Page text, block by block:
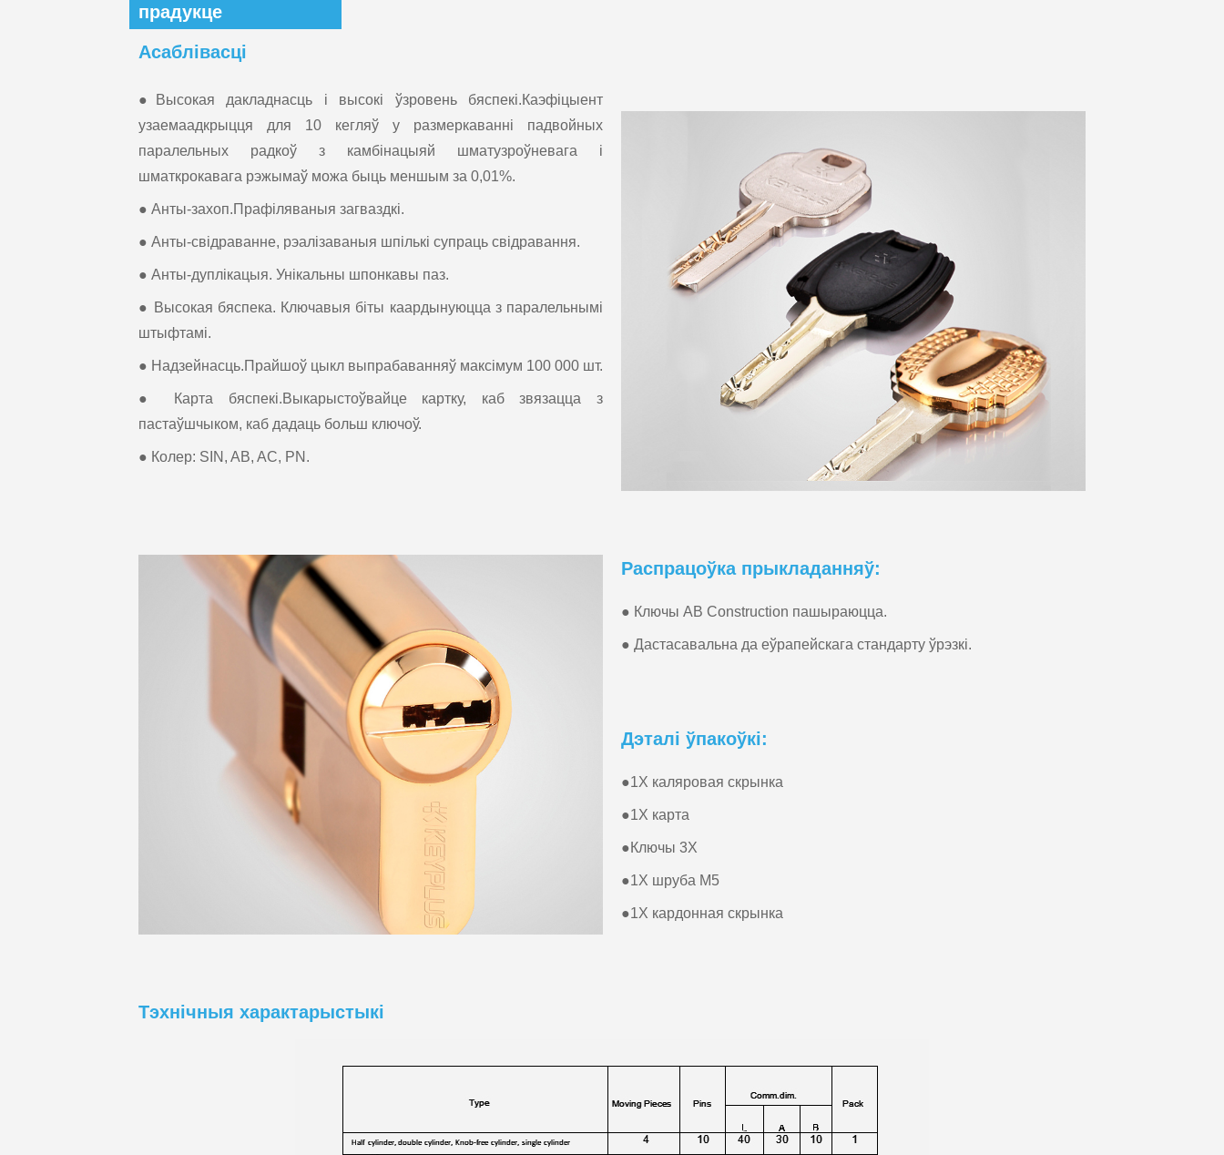
прадукце
Асаблівасці
●Высокая дакладнасць і высокі ўзровень бяспекі.Каэфіцыент
узаемаадкрыцця для 10 кегляў у размеркаванні падвойных
паралельных радкоў з камбінацыяй шматузроўневага і
шматкрокавага рэжымаў можа быць меншым за 0,01%.
● Анты-захоп.Прафіляваныя загваздкі.
● Анты-свідраванне, рэалізаваныя шпількі супраць свідравання.
● Анты-дуплікацыя. Унікальны шпонкавы паз.
● Высокая бяспека. Ключавыя біты каардынуюцца з паралельнымі
штыфтамі.
● Надзейнасць.Прайшоў цыкл выпрабаванняў максімум 100 000 шт.
● Карта бяспекі.Выкарыстоўвайце картку, каб звязацца з
пастаўшчыком, каб дадаць больш ключоў.
● Колер: SIN, AB, AC, PN.
Распрацоўка прыкладанняў:
● Ключы AB Construction пашыраюцца.
● Дастасавальна да еўрапейскага стандарту ўрэзкі.
Дэталі ўпакоўкі:
●1X каляровая скрынка
●1X карта
●Ключы 3X
●1X шруба M5
●1X кардонная скрынка
Тэхнічныя характарыстыкі